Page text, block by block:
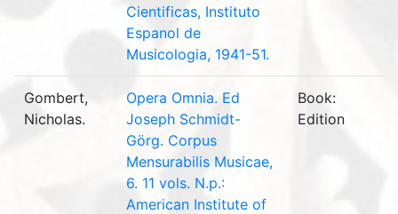
Cientificas, Instituto
Espanol de
Musicologia, 1941-51.
Gombert,
Nicholas.
Opera Omnia. Ed
Joseph Schmidt-
Görg. Corpus
Mensurabilis Musicae,
6. 11 vols. N.p.:
American Institute of
Book:
Edition